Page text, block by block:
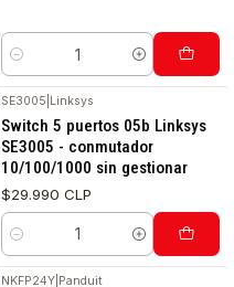
Cantidad
SE3005 Linksys
Switch 5 puertos 05b Linksys
SE3005 - conmutador
10/100/1000 sin gestionar
$29.990 CLP
Cantidad
NKFP24Y Panduit